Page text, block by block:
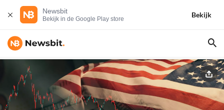
Newsbit
Bekijk in de Google Play store
Bekijk